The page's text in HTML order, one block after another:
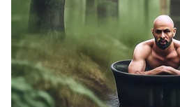
Add Asianetnews Hindi as a
2
5